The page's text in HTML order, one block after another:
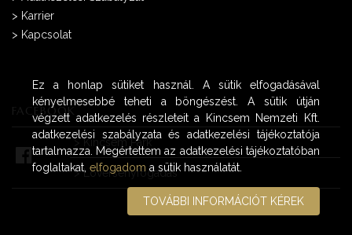
> Karrier
> Kapcsolat
FACEBOOK
>Kincsem Park
>Lóversenyfogadás
Ez a honlap sütiket használ. A sütik elfogadásával
kényelmesebbé teheti a böngészést. A sütik útján
végzett adatkezelés részleteit a Kincsem Nemzeti Kft.
adatkezelési szabályzata és adatkezelési tájékoztatója
tartalmazza. Megértettem az adatkezelési tájékoztatóban
foglaltakat,elfogadom a sütik használatát.
TOVÁBBI INFORMÁCIÓT KÉREK